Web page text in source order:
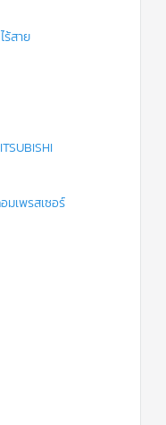
ร้สาย
มเพรสเซอร์